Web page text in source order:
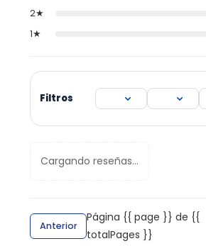
2★
1★
Filtros
Cargando reseñas...
Anterior
Página {{ page }} de {{
totalPages }}